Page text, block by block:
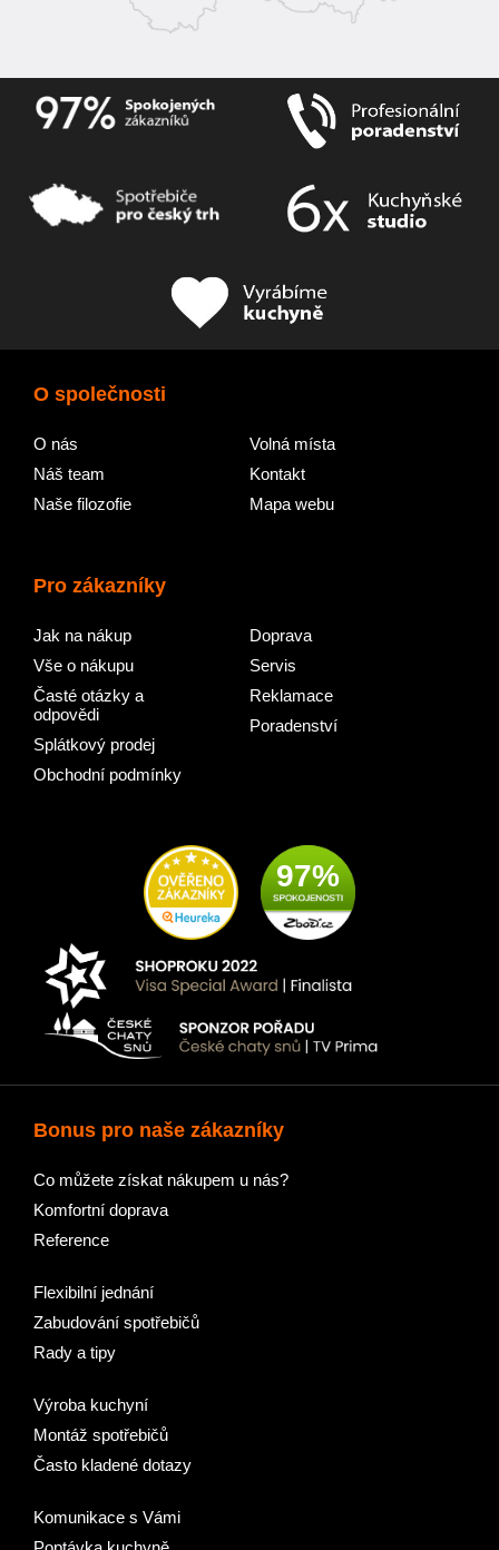
O společnosti
O nás
Náš team
Naše filozofie
Volná místa
Kontakt
Mapa webu
Pro zákazníky
Jak na nákup
Vše o nákupu
Časté otázky a
odpovědi
Splátkový prodej
Obchodní podmínky
Doprava
Servis
Reklamace
Poradenství
97%
Bonus pro naše zákazníky
Co můžete získat nákupem u nás?
Komfortní doprava
Reference
Flexibilní jednání
Zabudování spotřebičů
Rady a tipy
Výroba kuchyní
Montáž spotřebičů
Často kladené dotazy
Komunikace s Vámi